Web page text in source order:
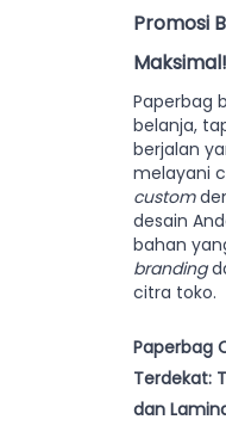
Promosi
Maksimal!
Paperbag
belanja,
berjalan
melayani
custom
desain
bahan
branding
citra toko.
Paperbag
Terdekat:
dan